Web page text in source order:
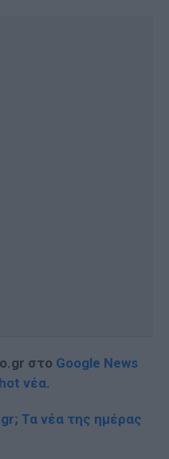
στο Google News
νέα.
Τα νέα της ημέρας